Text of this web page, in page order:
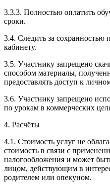
3.3.3. Полностью оплатить
сроки.
3.4. Следить за сохранностью
кабинету.
3.5. Участнику запрещено
способом материалы,
предоставлять доступ к
3.6. Участнику запрещено
по урокам в коммерческих
4. Расчёты
4.1. Cтоимость услуг не
стоимость в связи с
налогообложения и может
лицом, действующим в
родителем или опекуном.